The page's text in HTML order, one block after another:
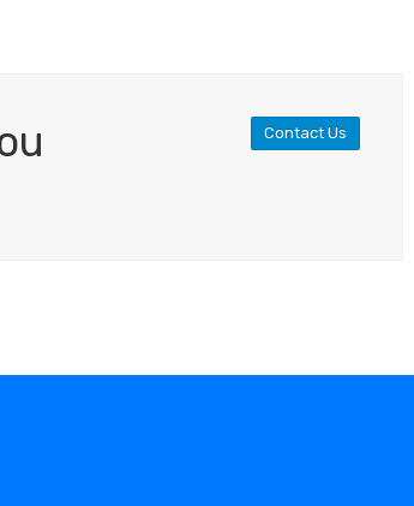
Contact Us